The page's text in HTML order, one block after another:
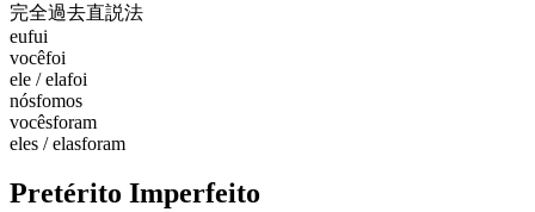
完全過去直説法
eufui
vocêfoi
ele / elafoi
nósfomos
vocêsforam
eles / elasforam
Pretérito Imperfeito